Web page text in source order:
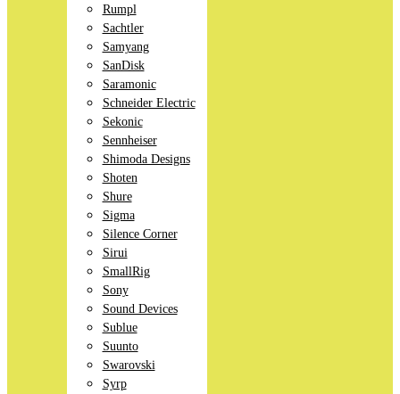
Rumpl
Sachtler
Samyang
SanDisk
Saramonic
Schneider Electric
Sekonic
Sennheiser
Shimoda Designs
Shoten
Shure
Sigma
Silence Corner
Sirui
SmallRig
Sony
Sound Devices
Sublue
Suunto
Swarovski
Syrp